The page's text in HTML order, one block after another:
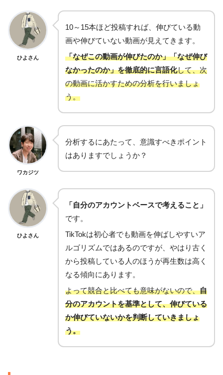
ひよさん
10～15本ほど投稿すれば、伸びている動
画や伸びていない動画が見えてきます。
「なぜこの動画が伸びたのか」「なぜ伸び
なかったのか」を徹底的に言語化して、次
の動画に活かすための分析を行いましょ
う。
ワカジツ
分析するにあたって、意識すべきポイント
はありますでしょうか？
ひよさん
「自分のアカウントベースで考えること」
です。
TikTokは初心者でも動画を伸ばしやすいア
ルゴリズムではあるのですが、やはり古く
から投稿している人のほうが再生数は高く
なる傾向にあります。
よって競合と比べても意味がないので、自
分のアカウントを基準として、伸びている
か伸びていないかを判断していきましょ
う。